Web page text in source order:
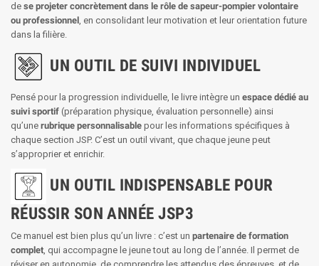
de se projeter concrètement dans le rôle de sapeur-pompier volontaire
ou professionnel, en consolidant leur motivation et leur orientation future
dans la filière.
UN OUTIL DE SUIVI INDIVIDUEL
Pensé pour la progression individuelle, le livre intègre un espace dédié au
suivi sportif (préparation physique, évaluation personnelle) ainsi
qu’une rubrique personnalisable pour les informations spécifiques à
chaque section JSP. C’est un outil vivant, que chaque jeune peut
s’approprier et enrichir.
UN OUTIL INDISPENSABLE POUR
RÉUSSIR SON ANNÉE JSP3
Ce manuel est bien plus qu’un livre : c’est un partenaire de formation
complet, qui accompagne le jeune tout au long de l’année. Il permet de